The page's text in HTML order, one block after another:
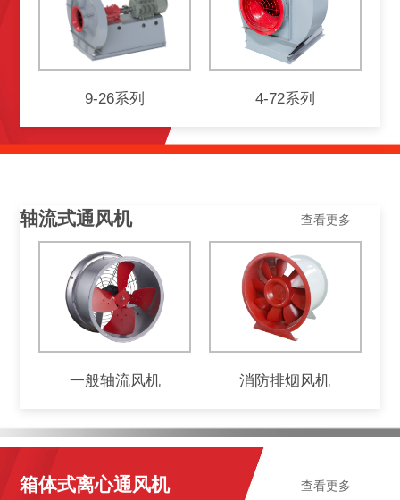
9-26系列 4-72系列
轴流式通风机 查看更多
一般轴流风机 消防排烟风机
箱体式离心通风机 查看更多